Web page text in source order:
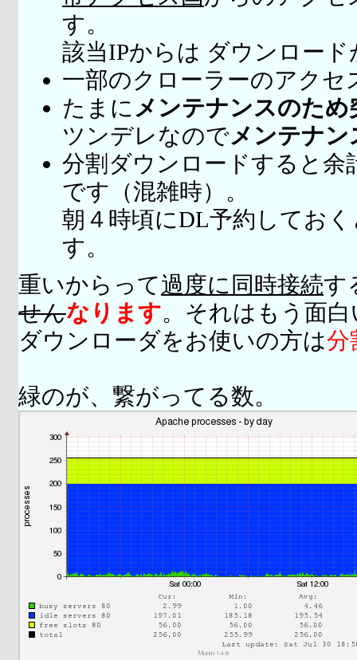
す。
該当IPからは ダウンロー
一部のクローラーのアクセ
たまに メンテナンスのため
ツンデレなのでメンテナ
分割ダウンロードすると余
です（混雑時）。
朝４時頃にDL予約してお
す。
重いからって過度に同時接続す
せんなります。それはもう面
ダウンローダをお使いの方は分
緑のが、繋がってる数。